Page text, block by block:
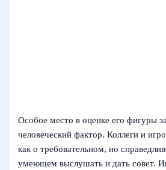
Особое место в оценке его фигуры
человеческий фактор. Коллеги и
как о требовательном, но
умеющем выслушать и дать совет.